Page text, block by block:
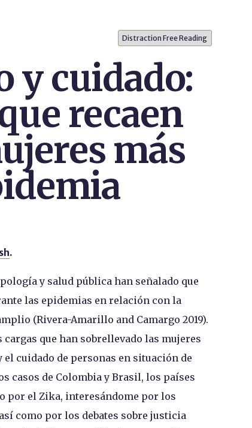
Distraction Free Reading
y cuidado:
recaen
más
.
y salud pública han señalado que
las epidemias en relación con la
(Rivera-Amarillo and Camargo 2019).
que han sobrellevado las mujeres
cuidado de personas en situación de
casos de Colombia y Brasil, los países
por el Zika, interesándome por los
como por los debates sobre justicia